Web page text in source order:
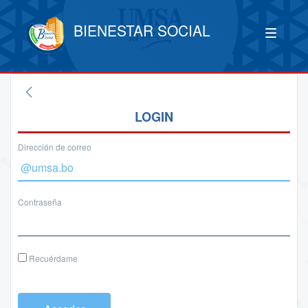
BIENESTAR SOCIAL
LOGIN
Dirección de correo
Contraseña
Recuérdame